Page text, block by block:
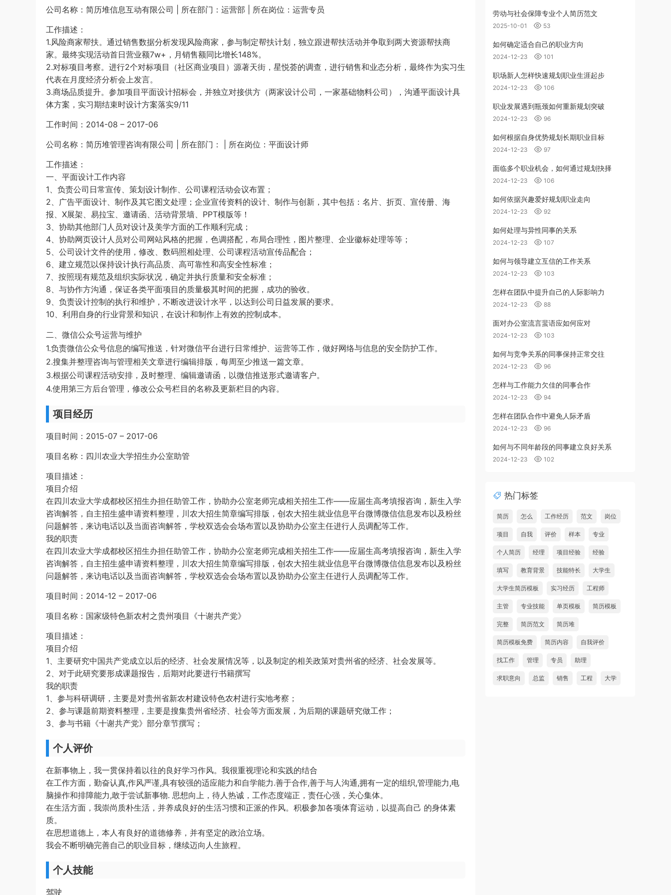
公司名称：简历堆信息互动有限公司 | 所在部门：运营部 | 所在岗位：运营专员
工作描述：
1.风险商家帮扶。通过销售数据分析发现风险商家，参与制定帮扶计划，独立跟进帮扶活动并争取到两大资源帮扶商
家。最终实现活动首日营业额7w+，月销售额同比增长148%。
2.对标项目考察。进行2个对标项目（社区商业项目）源著天街，星悦荟的调查，进行销售和业态分析，最终作为实习生
代表在月度经济分析会上发言。
3.商场品质提升。参加项目平面设计招标会，并独立对接供方（两家设计公司，一家基础物料公司），沟通平面设计具
体方案，实习期结束时设计方案落实9/11
工作时间：2014-08 – 2017-06
公司名称：简历堆管理咨询有限公司 | 所在部门： | 所在岗位：平面设计师
工作描述：
一、平面设计工作内容
1、负责公司日常宣传、策划设计制作、公司课程活动会议布置；
2、广告平面设计、制作及其它图文处理；企业宣传资料的设计、制作与创新，其中包括：名片、折页、宣传册、海
报、X展架、易拉宝、邀请函、活动背景墙、PPT模版等！
3、协助其他部门人员对设计及美学方面的工作顺利完成；
4、协助网页设计人员对公司网站风格的把握，色调搭配，布局合理性，图片整理、企业徽标处理等等；
5、公司设计文件的使用，修改、数码照相处理、公司课程活动宣传品配合；
6、建立规范以保持设计执行高品质、高可靠性和高安全性标准；
7、按照现有规范及组织实际状况，确定并执行质量和安全标准；
8、与协作方沟通，保证各类平面项目的质量极其时间的把握，成功的验收。
9、负责设计控制的执行和维护，不断改进设计水平，以达到公司日益发展的要求。
10、利用自身的行业背景和知识，在设计和制作上有效的控制成本。
二、微信公众号运营与维护
1.负责微信公众号信息的编写推送，针对微信平台进行日常维护、运营等工作，做好网络与信息的安全防护工作。
2.搜集并整理咨询与管理相关文章进行编辑排版，每周至少推送一篇文章。
3.根据公司课程活动安排，及时整理、编辑邀请函，以微信推送形式邀请客户。
4.使用第三方后台管理，修改公众号栏目的名称及更新栏目的内容。
项目经历
项目时间：2015-07 – 2017-06
项目名称：四川农业大学招生办公室助管
项目描述：
项目介绍
在四川农业大学成都校区招生办担任助管工作，协助办公室老师完成相关招生工作——应届生高考填报咨询，新生入学
咨询解答，自主招生盛申请资料整理，川农大招生简章编写排版，创农大招生就业信息平台微博微信信息发布以及粉丝
问题解答，来访电话以及当面咨询解答，学校双选会会场布置以及协助办公室主任进行人员调配等工作。
我的职责
在四川农业大学成都校区招生办担任助管工作，协助办公室老师完成相关招生工作——应届生高考填报咨询，新生入学
咨询解答，自主招生盛申请资料整理，川农大招生简章编写排版，创农大招生就业信息平台微博微信信息发布以及粉丝
问题解答，来访电话以及当面咨询解答，学校双选会会场布置以及协助办公室主任进行人员调配等工作。
项目时间：2014-12 – 2017-06
项目名称：国家级特色新农村之贵州项目《十谢共产党》
项目描述：
项目介绍
1、主要研究中国共产党成立以后的经济、社会发展情况等，以及制定的相关政策对贵州省的经济、社会发展等。
2、对于此研究要形成课题报告，后期对此要进行书籍撰写
我的职责
1、参与科研调研，主要是对贵州省新农村建设特色农村进行实地考察；
2、参与课题前期资料整理，主要是搜集贵州省经济、社会等方面发展，为后期的课题研究做工作；
3、参与书籍《十谢共产党》部分章节撰写；
个人评价
在新事物上，我一贯保持着以往的良好学习作风。我很重视理论和实践的结合
在工作方面，勤奋认真,作风严谨,具有较强的适应能力和自学能力.善于合作,善于与人沟通,拥有一定的组织,管理能力,电
脑操作和排障能力,敢于尝试新事物. 思想向上，待人热诚，工作态度端正，责任心强，关心集体。
在生活方面，我崇尚质朴生活，并养成良好的生活习惯和正派的作风。积极参加各项体育运动，以提高自己 的身体素
质。
在思想道德上，本人有良好的道德修养，并有坚定的政治立场。
我会不断明确完善自己的职业目标，继续迈向人生旅程。
个人技能
驾驶
劳动与社会保障专业个人简历范文
2025-10-01 53
如何确定适合自己的职业方向
2024-12-23 101
职场新人怎样快速规划职业生涯起步
2024-12-23 106
职业发展遇到瓶颈如何重新规划突破
2024-12-23 96
如何根据自身优势规划长期职业目标
2024-12-23 97
面临多个职业机会，如何通过规划抉择
2024-12-23 106
如何依据兴趣爱好规划职业走向
2024-12-23 92
如何处理与异性同事的关系
2024-12-23 107
如何与领导建立互信的工作关系
2024-12-23 103
怎样在团队中提升自己的人际影响力
2024-12-23 88
面对办公室流言蜚语应如何应对
2024-12-23 103
如何与竞争关系的同事保持正常交往
2024-12-23 96
怎样与工作能力欠佳的同事合作
2024-12-23 94
怎样在团队合作中避免人际矛盾
2024-12-23 96
如何与不同年龄段的同事建立良好关系
2024-12-23 102
热门标签
简历 怎么 工作经历 范文 岗位
项目 自我 评价 样本 专业
个人简历 经理 项目经验 经验
填写 教育背景 技能特长 大学生
大学生简历模板 实习经历 工程师
主管 专业技能 单页模板 简历模板
完整 简历范文 简历堆
简历模板免费 简历内容 自我评价
找工作 管理 专员 助理
求职意向 总监 销售 工程 大学